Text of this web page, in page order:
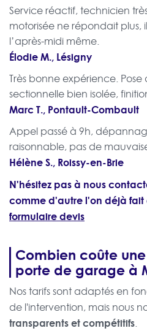
Service réactif, technicien
motorisée ne répondait plus,
l’après-midi même.
Élodie M., Lésigny
Très bonne expérience.
sectionnelle bien isolée,
Marc T., Pontault-Combault
Appel passé à 9h,
raisonnable, pas de
Hélène S., Roissy-en-Brie
N'hésitez pas à nous
comme d'autre l'on déjà fait
formulaire devis
Combien coûte
porte de garage à
Nos tarifs sont adaptés en
de l'intervention, mais nous
transparents et compétitifs.